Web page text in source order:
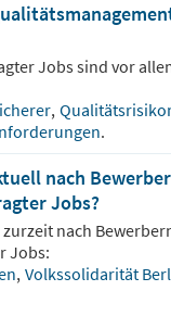
Jobs sind vor
,
.
nach
Jobs?
nach
Jobs:
, Volkssolidarität